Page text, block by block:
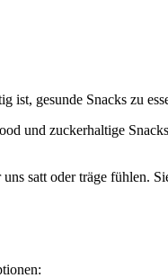
ist, gesunde Snacks zu
und zuckerhaltige
satt oder träge fühlen.